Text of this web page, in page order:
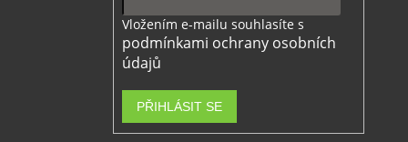
Vložením e-mailu souhlasíte s
podmínkami ochrany osobních
údajů
PŘIHLÁSIT SE